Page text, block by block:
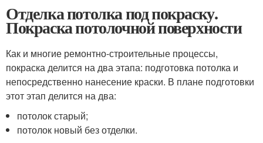
Отделка потолка под покраску.
Покраска потолочной поверхности
Как и многие ремонтно-строительные процессы,
покраска делится на два этапа: подготовка потолка и
непосредственно нанесение краски. В плане подготовки
этот этап делится на два:
потолок старый;
потолок новый без отделки.